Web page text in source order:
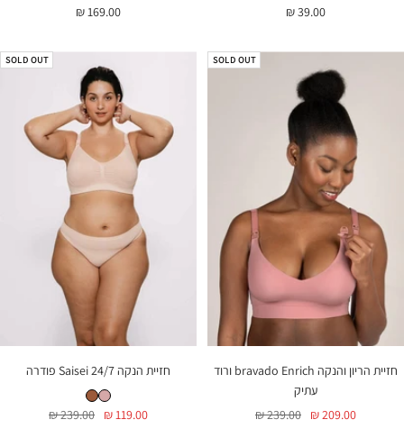
מחיר
39.00 ₪
מחיר
169.00 ₪
SOLD OUT
חזיית הריון והנקה bravado Enrich ורוד
עתיק
מחיר
209.00 ₪
מחיר
239.00 ₪
SOLD OUT
חזיית הנקה Saisei 24/7 פודרה
חזיית הנקה Saisei 24/7 פודרהחזיית הנקה Saisei 24/7 קינמון
מחיר
119.00 ₪
מחיר
239.00 ₪